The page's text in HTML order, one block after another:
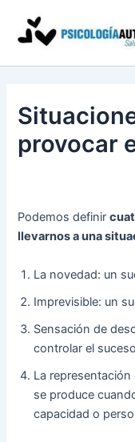
contenido
provocar
Podemos definir
llevarnos a una
La novedad: un
Imprevisible: un
Sensación de
controlar el suceso
La representación
se produce
capacidad o